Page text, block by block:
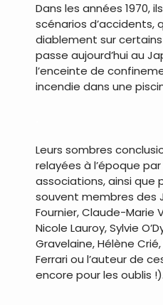
Dans les années 1970,
scénarios d’accidents,
diablement sur certains
passe aujourd’hui au
l’enceinte de
incendie dans une
Leurs sombres
relayées à l’époque
associations, ainsi que
souvent membres des
Fournier, Claude-Marie
Nicole Lauroy, Sylvie
Gravelaine, Hélène
Ferrari ou l’auteur de
encore pour les oublis !).